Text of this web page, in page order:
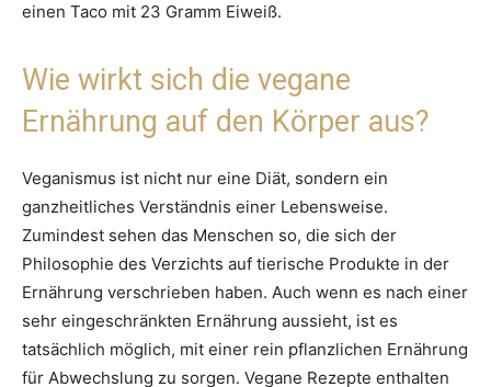
einen Taco mit 23 Gramm Eiweiß.
Wie wirkt sich die vegane
Ernährung auf den Körper aus?
Veganismus ist nicht nur eine Diät, sondern ein
ganzheitliches Verständnis einer Lebensweise.
Zumindest sehen das Menschen so, die sich der
Philosophie des Verzichts auf tierische Produkte in der
Ernährung verschrieben haben. Auch wenn es nach einer
sehr eingeschränkten Ernährung aussieht, ist es
tatsächlich möglich, mit einer rein pflanzlichen Ernährung
für Abwechslung zu sorgen. Vegane Rezepte enthalten